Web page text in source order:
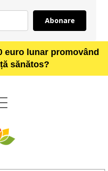
Abonare
euro lunar promovând
sănătos?